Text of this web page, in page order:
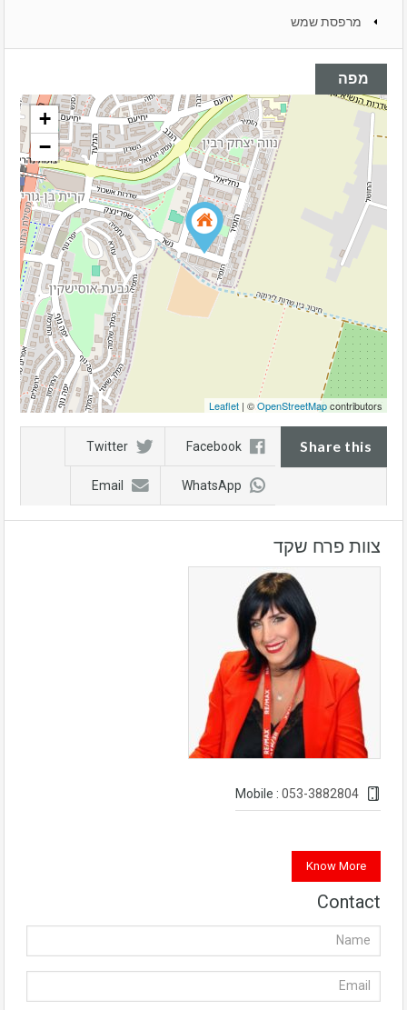
מרפסת שמש
מפה
+
−
Leaflet | ©OpenStreetMapcontributors
Share this
Facebook
Twitter
WhatsApp
Email
צוות פרח שקד
053-3882804
Know More
Contact